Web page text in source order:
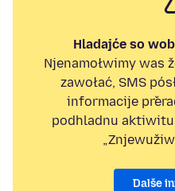
Hladajće so
Njenamołwimy was
zawołać, SMS
informacije
podhladnu
Dalše